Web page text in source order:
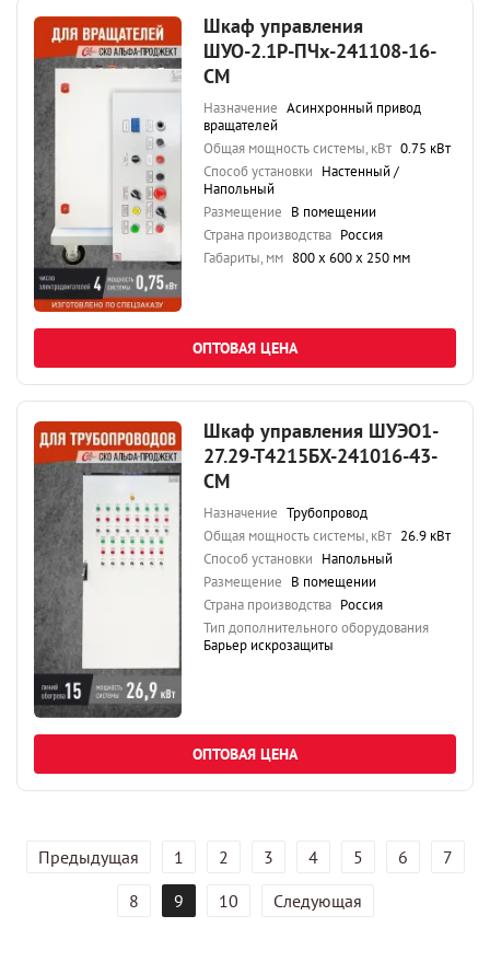
Шкаф управления
ШУО-2.1Р-ПЧх-241108-16-
СМ
Назначение Асинхронный привод
вращателей
Общая мощность системы, кВт 0.75 кВт
Способ установки Настенный /
Напольный
Размещение В помещении
Страна производства Россия
Габариты, мм 800 х 600 х 250 мм
ОПТОВАЯ ЦЕНА
Шкаф управления ШУЭО1-
27.29-Т4215БХ-241016-43-
СМ
Назначение Трубопровод
Общая мощность системы, кВт 26.9 кВт
Способ установки Напольный
Размещение В помещении
Страна производства Россия
Тип дополнительного оборудования
Барьер искрозащиты
ОПТОВАЯ ЦЕНА
Предыдущая 1 2 3 4 5 6
7
8
9 10 Следующая